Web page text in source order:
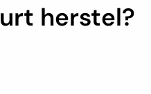
herstel?